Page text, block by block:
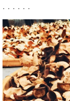
. . . . . .